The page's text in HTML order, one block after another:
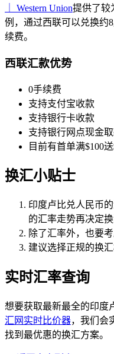
｜ Western Union提供了较
例，通过西联可以兑换约
续费。
西联汇款优势
0手续费
支持支付宝收款
支持银行卡收款
支持银行网点现金
目前有首单满$100
换汇小贴士
印度卢比兑人民币
的汇率走势再决定
除了汇率外，也要
建议选择正规的换
实时汇率查询
想要获取最新最全的印度
汇网实时比价器，我们会
找到最优惠的换汇方案。